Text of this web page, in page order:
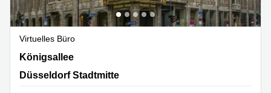
Virtuelles Büro
Königsallee 27, Düsseldorf Stadtmitte
Königsallee
Düsseldorf Stadtmitte